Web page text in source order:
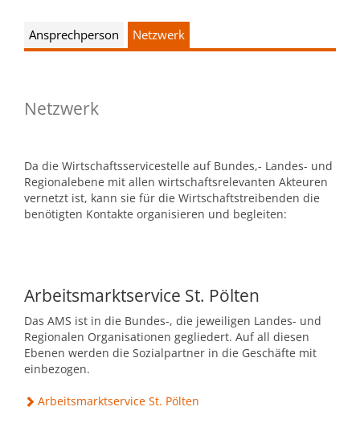
Amtstafel
Stadtnachrichten
Fotogalerien
Förderungen
Gebühren (Verordnungen)
Gesundheit
Institutionen & Vereine
Abfall & Umwelt
Mobilität & Verkehr
Kultur & Tourismus
Veranstaltungskalender
Heurigenkalender
Sehenswertes
Beherbergung
Kunst
Strategische Lage
Wirtschaftsstruktur
Grundstücke & Geschäftsflächen
Ansprechperson Netzwerk
Netzwerk
Da die Wirtschaftsservicestelle auf Bundes,- Landes- und
Regionalebene mit allen wirtschaftsrelevanten Akteuren
vernetzt ist, kann sie für die Wirtschaftstreibenden die
benötigten Kontakte organisieren und begleiten:
Arbeitsmarktservice St. Pölten
Das AMS ist in die Bundes-, die jeweiligen Landes- und
Regionalen Organisationen gegliedert. Auf all diesen
Ebenen werden die Sozialpartner in die Geschäfte mit
einbezogen.
Arbeitsmarktservice St. Pölten